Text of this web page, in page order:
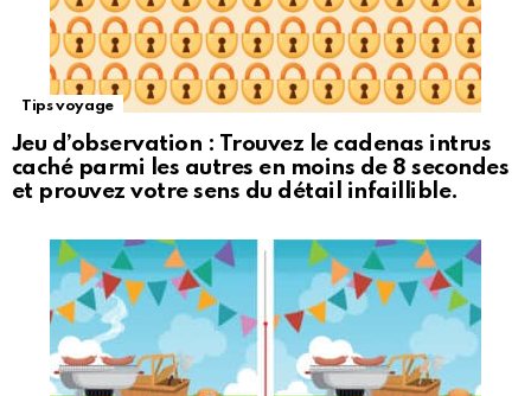
Tips voyage
Jeu d’observation : Trouvez le cadenas intrus
caché parmi les autres en moins de 8 secondes
et prouvez votre sens du détail infaillible.